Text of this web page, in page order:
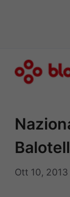
Ott 10, 2013